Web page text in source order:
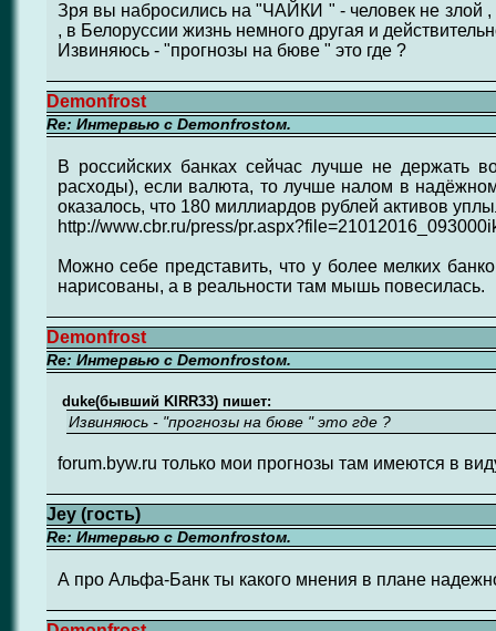
Зря вы набросились на "ЧАЙКИ " - человек не злой
, в Белоруссии жизнь немного другая и
Извиняюсь - "прогнозы на бюве " это где ?
Demonfrost
Re: Интервью с Demonfrostом.
В российских банках сейчас лучше не держать
расходы), если валюта, то лучше налом в
оказалось, что 180 миллиардов рублей активов
http://www.cbr.ru/press/
Можно себе представить, что у более мелких
нарисованы, а в реальности там мышь повесилась.
Demonfrost
Re: Интервью с Demonfrostом.
duke(бывший KIRR33) пишет:
Извиняюсь - "прогнозы на бюве " это где ?
forum.byw.ru только мои прогнозы там имеются в
Jey (гость)
Re: Интервью с Demonfrostом.
А про Альфа-Банк ты какого мнения в плане